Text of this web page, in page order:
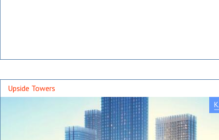
Upside Towers